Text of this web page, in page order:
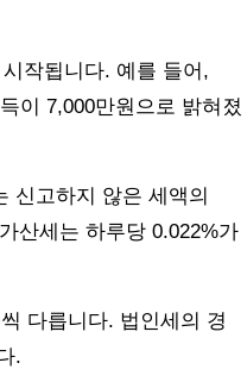
작됩니다. 예를 들어,
이 7,000만원으로 밝혀졌
신고하지 않은 세액의
산세는 하루당 0.022%가
다릅니다. 법인세의 경
.